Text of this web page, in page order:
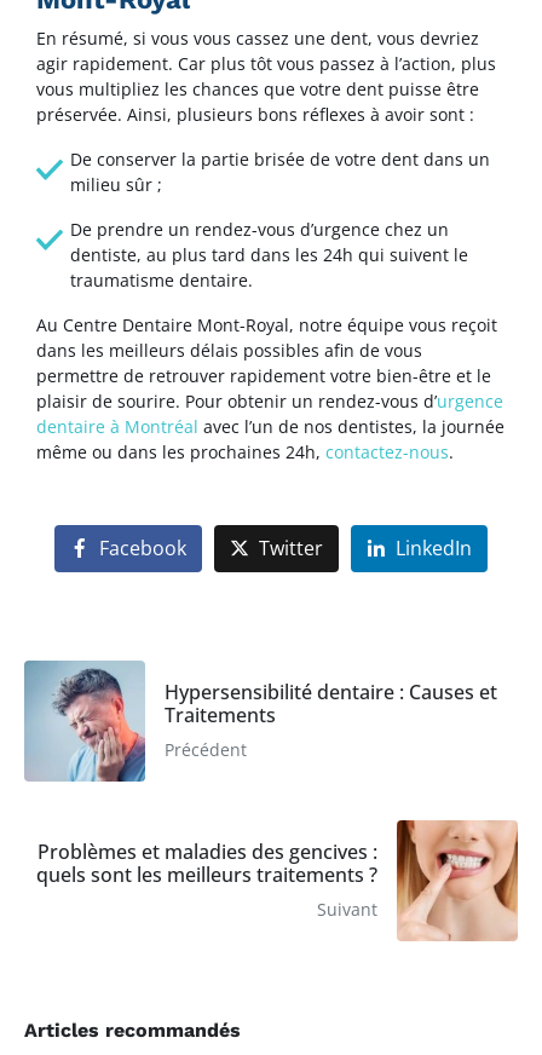
En résumé, si vous vous cassez une dent, vous devriez
agir rapidement. Car plus tôt vous passez à l’action, plus
vous multipliez les chances que votre dent puisse être
préservée. Ainsi, plusieurs bons réflexes à avoir sont :
De conserver la partie brisée de votre dent dans un
milieu sûr ;
De prendre un rendez-vous d’urgence chez un
dentiste, au plus tard dans les 24h qui suivent le
traumatisme dentaire.
Au Centre Dentaire Mont-Royal, notre équipe vous reçoit
dans les meilleurs délais possibles afin de vous
permettre de retrouver rapidement votre bien-être et le
plaisir de sourire. Pour obtenir un rendez-vous d’urgence
dentaire à Montréal avec l’un de nos dentistes, la journée
même ou dans les prochaines 24h, contactez-nous.
Facebook Twitter LinkedIn
Hypersensibilité dentaire : Causes et
Traitements
Précédent
Problèmes et maladies des gencives :
quels sont les meilleurs traitements ?
Suivant
Articles recommandés